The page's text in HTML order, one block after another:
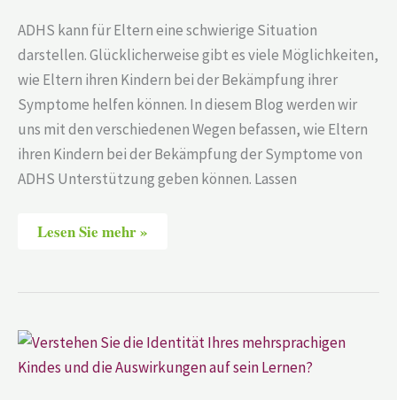
ADHS kann für Eltern eine schwierige Situation
darstellen. Glücklicherweise gibt es viele Möglichkeiten,
wie Eltern ihren Kindern bei der Bekämpfung ihrer
Symptome helfen können. In diesem Blog werden wir
uns mit den verschiedenen Wegen befassen, wie Eltern
ihren Kindern bei der Bekämpfung der Symptome von
ADHS Unterstützung geben können. Lassen
Lesen Sie mehr »
Verstehen
Sie
die